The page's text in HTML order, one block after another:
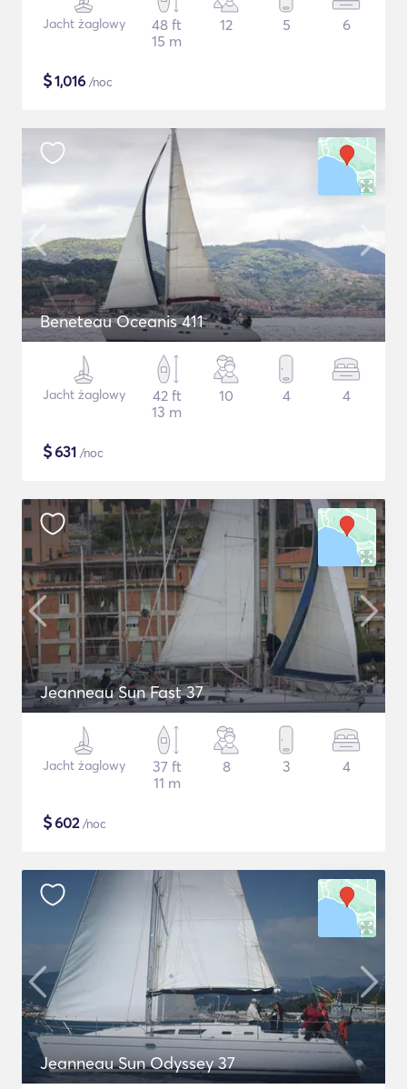
Jacht żaglowy
48 ft
15 m
12 5 6
$1,016 /noc
Beneteau Oceanis 411
Jacht żaglowy
42 ft
13 m
10 4 4
$631 /noc
Jeanneau Sun Fast 37
Jacht żaglowy
37 ft
11 m
8 3 4
$602/noc
Jeanneau Sun Odyssey 37